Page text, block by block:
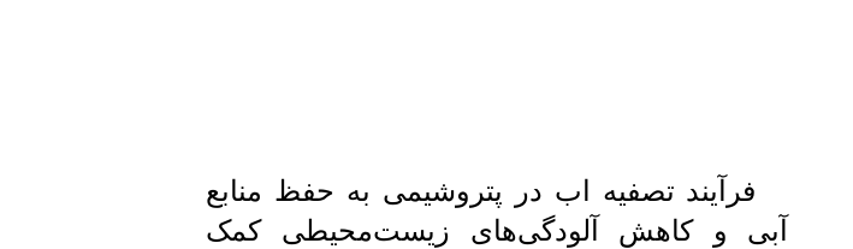
فرآیند تصفیه اب در پتروشیمی به حفظ منابع
آبی و کاهش آلودگی‌های زیست‌محیطی کمک